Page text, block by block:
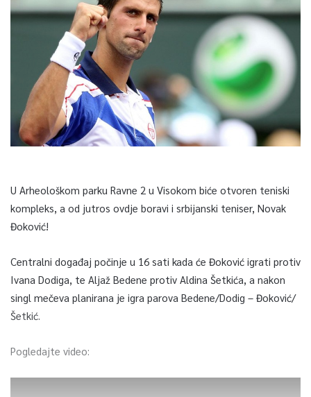
U Arheološkom parku Ravne 2 u Visokom biće otvoren teniski
kompleks, a od jutros ovdje boravi i srbijanski teniser, Novak
Đoković!
Centralni događaj počinje u 16 sati kada će Đoković igrati protiv
Ivana Dodiga, te Aljaž Bedene protiv Aldina Šetkića, a nakon
singl mečeva planirana je igra parova Bedene/Dodig – Đoković/
Šetkić.
Pogledajte video: